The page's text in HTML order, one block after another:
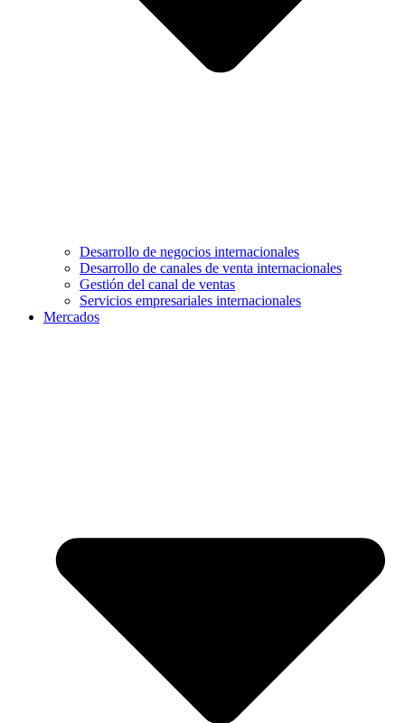
Desarrollo de negocios internacionales
Desarrollo de canales de venta internacionales
Gestión del canal de ventas
Servicios empresariales internacionales
Mercados